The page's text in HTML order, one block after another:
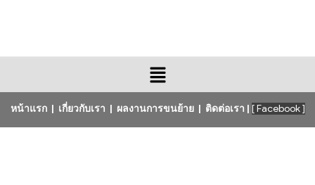
หน้าแรก| เกี่ยวกับเรา | ผลงานการขนย้าย| ติดต่อเรา | [ Facebook ]